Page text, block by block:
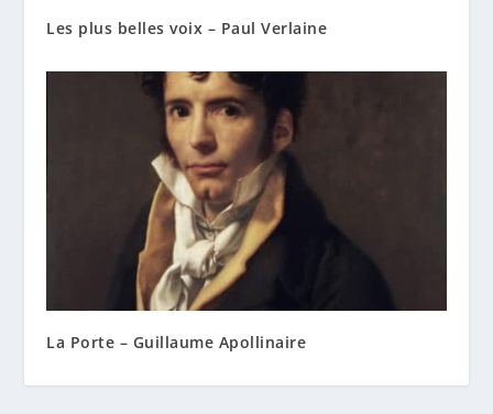
Les plus belles voix – Paul Verlaine
La Porte – Guillaume Apollinaire